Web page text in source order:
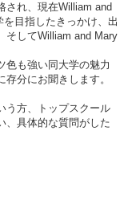
され、現在William and
目指したきっかけ、出
そしてWilliam and Mary
色も強い同大学の魅力
分にお聞きします。
う方、トップスクール
、具体的な質問がした